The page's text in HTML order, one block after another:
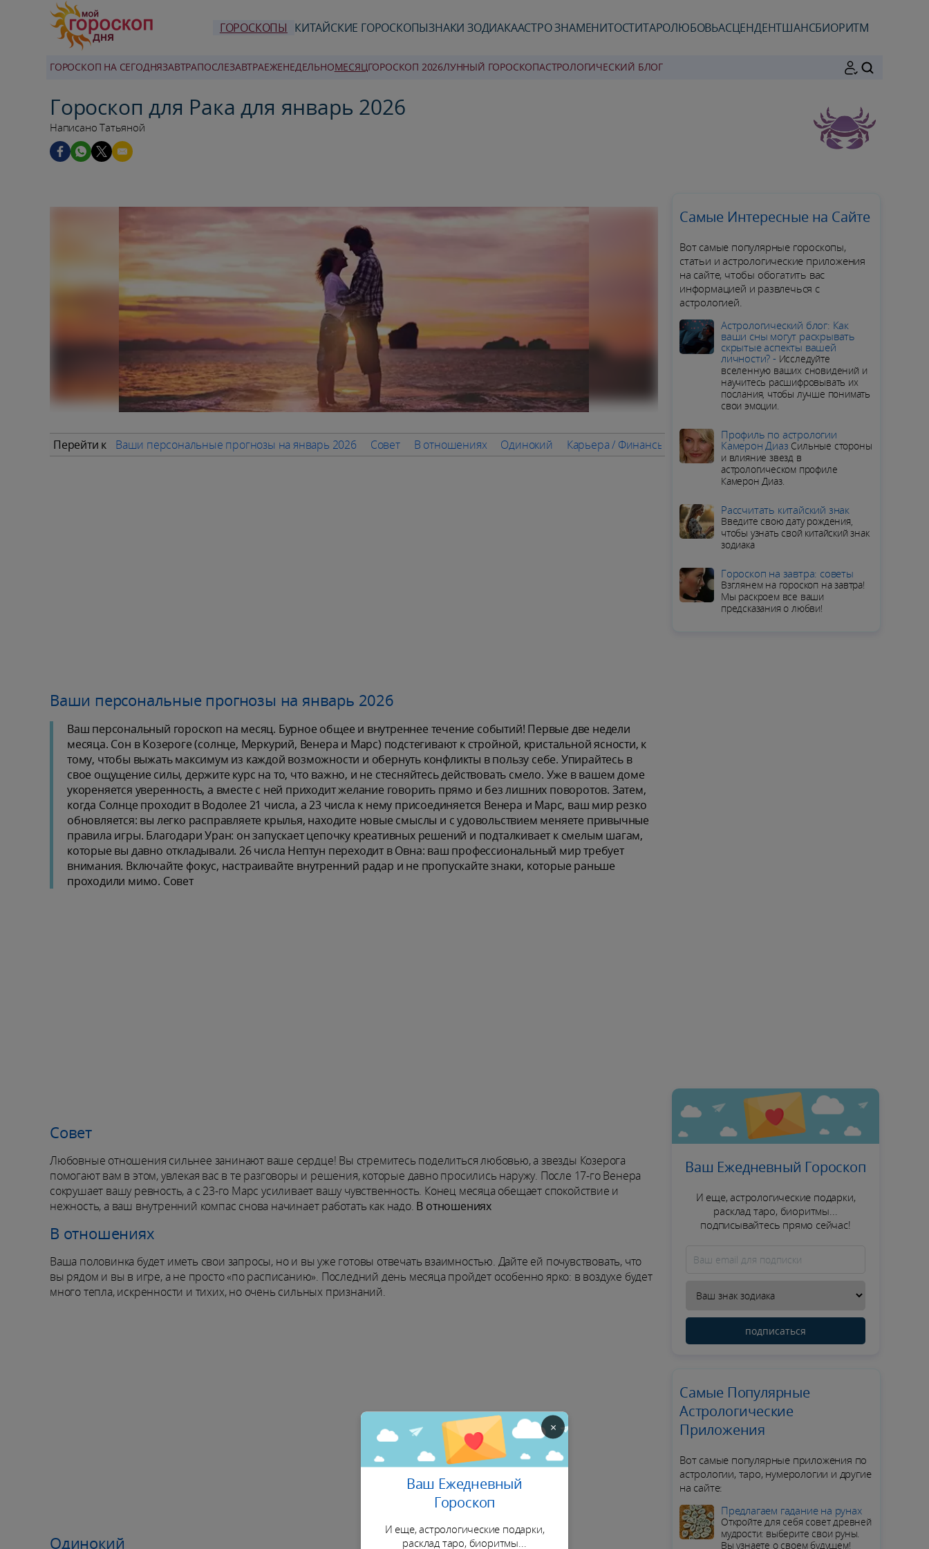
ГОРОСКОПЫ КИТАЙСКИЕ ГОРОСКОПЫЗНАКИ ЗОДИАКААСТРО ЗНАМЕНИТОСТИТАРОЛЮБОВЬАСЦЕНДЕНТШАНСБИОРИТМ
ГОРОСКОП НА СЕГОДНЯЗАВТРАПОСЛЕЗАВТРАЕЖЕНЕДЕЛЬНОMЕСЯЦГОРОСКОП 2026ЛУННЫЙ ГОРОСКОПAСТРОЛОГИЧЕСКИЙ БЛОГ
Гороскоп для Рака для январь 2026
Написано Татьяной
Перейти к Ваши персональные прогнозы на январь 2026 Совет В отношениях Одинокий Карьера / Финансы Советы месяца ПОДРОБНЫЙ ГОРОСКОП для
Ваши персональные прогнозы на январь 2026
Ваш персональный гороскоп на месяц. Бурное общее и внутреннее течение событий! Первые две недели
месяца. Сон в Козероге (солнце, Меркурий, Венера и Марс) подстегивают к стройной, кристальной ясности, к
тому, чтобы выжать максимум из каждой возможности и обернуть конфликты в пользу себе. Упирайтесь в
свое ощущение силы, держите курс на то, что важно, и не стесняйтесь действовать смело. Уже в вашем доме
укореняется уверенность, а вместе с ней приходит желание говорить прямо и без лишних поворотов. Затем,
когда Солнце проходит в Водолее 21 числа, а 23 числа к нему присоединяется Венера и Марс, ваш мир резко
обновляется: вы легко расправляете крылья, находите новые смыслы и с удовольствием меняете привычные
правила игры. Благодари Уран: он запускает цепочку креативных решений и подталкивает к смелым шагам,
которые вы давно откладывали. 26 числа Нептун переходит в Овна: ваш профессиональный мир требует
внимания. Включайте фокус, настраивайте внутренний радар и не пропускайте знаки, которые раньше
проходили мимо. Совет
Совет
Любовные отношения сильнее занинают ваше сердце! Вы стремитесь поделиться любовью, а звезды Козерога
помогают вам в этом, увлекая вас в те разговоры и решения, которые давно просились наружу. После 17-го Венера
сокрушает вашу ревность, а с 23-го Марс усиливает вашу чувственность. Конец месяца обещает спокойствие и
нежность, а ваш внутренний компас снова начинает работать как надо. В отношениях
В отношениях
Ваша половинка будет иметь свои запросы, но и вы уже готовы отвечать взаимностью. Дайте ей почувствовать, что
вы рядом и вы в игре, а не просто «по расписанию». Последний день месяца пройдет особенно ярко: в воздухе будет
много тепла, искренности и тихих, но очень сильных признаний.
Одинокий
Самые Интересные на Сайте
Вот самые популярные гороскопы,
статьи и астрологические приложения
на сайте, чтобы обогатить вас
информацией и развлечься с
астрологией.
Aстрологический блог: Как
ваши сны могут раскрывать
скрытые аспекты вашей
личности? - Исследуйте
вселенную ваших сновидений и
научитесь расшифровывать их
послания, чтобы лучше понимать
свои эмоции.
Профиль по астрологии
Камерон Диаз Сильные стороны
и влияние звезд в
астрологическом профиле
Камерон Диаз.
Рассчитать китайский знак
Введите свою дату рождения,
чтобы узнать свой китайский знак
зодиака
Гороскоп на завтра: советы
Взглянем на гороскоп на завтра!
Мы раскроем все ваши
предсказания о любви!
Ваш Ежедневный Гороскоп
И еще, астрологические подарки,
расклад таро, биоритмы...
подписывайтесь прямо сейчас!
подписаться
Самые Популярные
Астрологические
Приложения
Вот самые популярные приложения по
астрологии, таро, нумерологии и другие
на сайте:
Предлагаем гадание на рунах
Откройте для себя совет древней
мудрости: выберите свои руны.
Вы узнаете о своем будущем!
×
Ваш Ежедневный
Гороскоп
И еще, астрологические подарки,
расклад таро, биоритмы...